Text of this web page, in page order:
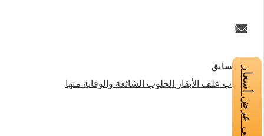
السابق
أسباب علف الأبقار الحلوب الشائعة والوقاية منها